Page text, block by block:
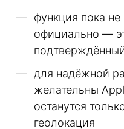
функция пока
официально —
для надёжной
желательны
останутся
геолокация